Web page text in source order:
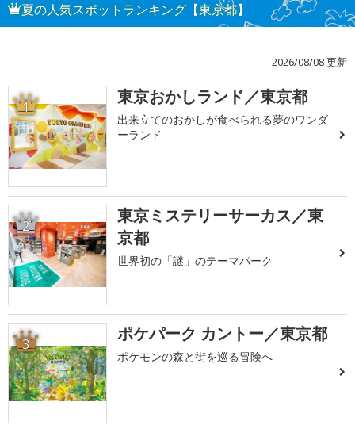
夏の人気スポットランキング【東京都】
2026/08/08 更新
1 東京おかしランド／東京都
出来立てのおかしが食べられる夢のワンダ
ーランド
2
東京ミステリーサーカス／東
京都
世界初の「謎」のテーマパーク
3 ポケパーク カントー／東京都
ポケモンの森と街を巡る冒険へ